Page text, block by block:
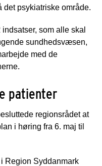
psykiatriske område.
som alle skal
sundhedsvæsen,
med de
patienter
regionsrådet at
i høring fra 6. maj til
Region Syddanmark